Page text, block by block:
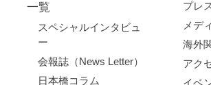
一覧
スペシャルインタビュ
ー
会報誌（News Letter）
日本橋コラム
プレ
メデ
海外
アク